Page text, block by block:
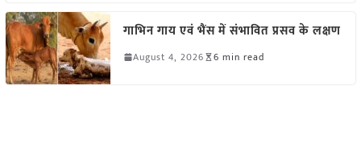
गाभिन गाय एवं भैंस में संभावित प्रसव के लक्षण
August 4, 2026 6 min read